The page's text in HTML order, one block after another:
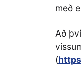
með
Að
(